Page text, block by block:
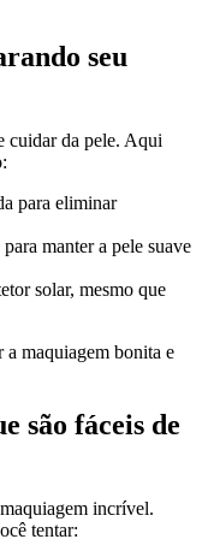
seu
cuidar da pele. Aqui
para eliminar
manter a pele suave
solar, mesmo que
a maquiagem bonita e
são fáceis de
incrível.
tentar: